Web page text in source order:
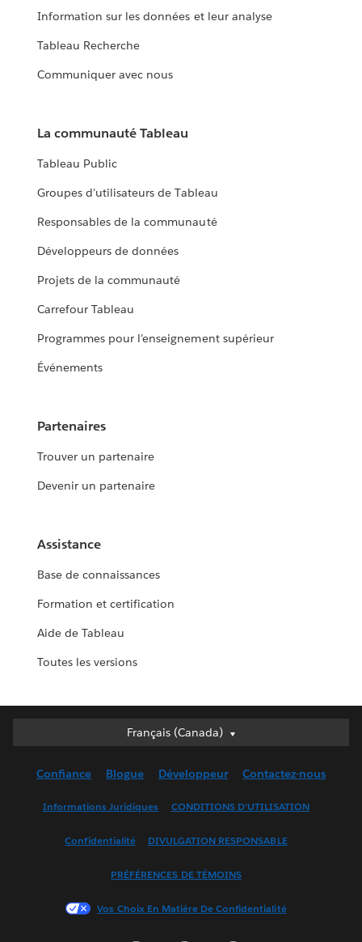
Information sur les données et leur analyse
Tableau Recherche
Communiquer avec nous
La communauté Tableau
Tableau Public
Groupes d’utilisateurs de Tableau
Responsables de la communauté
Développeurs de données
Projets de la communauté
Carrefour Tableau
Programmes pour l’enseignement supérieur
Événements
Partenaires
Trouver un partenaire
Devenir un partenaire
Assistance
Base de connaissances
Formation et certification
Aide de Tableau
Toutes les versions
Français (Canada)
Français (Canada)
English (UK)
Français (France)
한국어
Confiance Blogue Développeur Contactez-nous
Informations Juridiques CONDITIONS D’UTILISATION
Confidentialité DIVULGATION RESPONSABLE
PRÉFÉRENCES DE TÉMOINS
Vos Choix En Matière De Confidentialité